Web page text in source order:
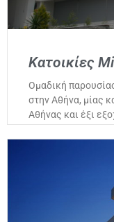
Κατοικίες
Ομαδική
στην Αθήνα, μίας
Αθήνας και έξι